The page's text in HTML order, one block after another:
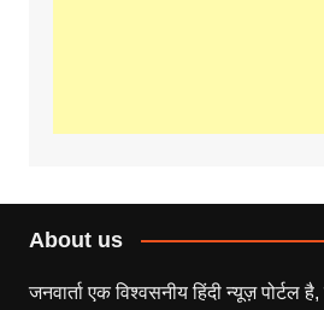
About us
जनवार्ता एक विश्वसनीय हिंदी न्यूज़ पोर्टल